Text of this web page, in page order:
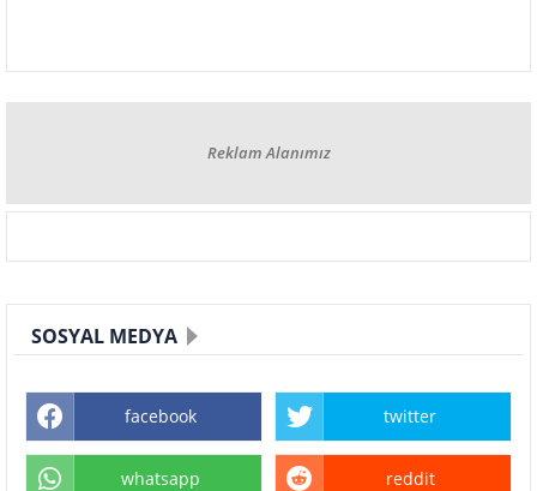
Reklam Alanımız
SOSYAL MEDYA
facebook twitter
whatsapp reddit